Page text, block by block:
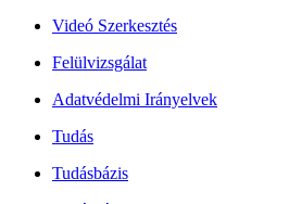
Videó Szerkesztés
Felülvizsgálat
Adatvédelmi Irányelvek
Tudás
Tudásbázis